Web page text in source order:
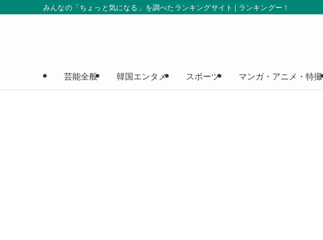
みんなの「ちょっと気になる」を調べたランキングサイト | ランキングー！
芸能全般 韓国エンタメ スポーツ マンガ・アニメ・特撮